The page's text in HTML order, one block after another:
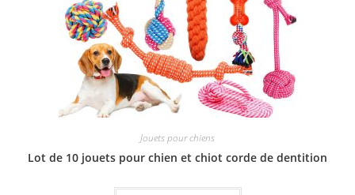
Jouets pour chiens
Lot de 10 jouets pour chien et chiot corde de dentition